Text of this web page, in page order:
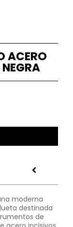
ACERO
moderna
destinada
de